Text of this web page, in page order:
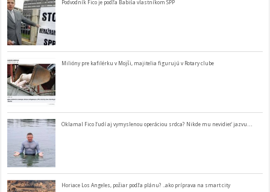
Podvodník Fico je podľa Babiša vlastníkom SPP
Milióny pre kafilérku v Mojši, majitelia figurujú v Rotary clube
Oklamal Fico ľudí aj vymyslenou operáciou srdca? Nikde mu nevidieť jazvu…
Horiace Los Angeles, požiar podľa plánu? ..ako príprava na smart city